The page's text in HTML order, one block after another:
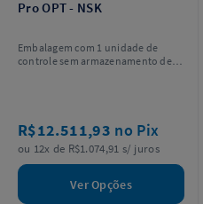
Pro OPT - NSK
Embalagem com 1 unidade de
controle sem armazenamento de
e outros acessórios.
R$12.511,93 no Pix
ou 12x de R$1.074,91 s/ juros
Ver Opções